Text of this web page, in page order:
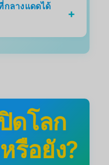
ลางแดดได้
+
ดโลก
รือยัง?